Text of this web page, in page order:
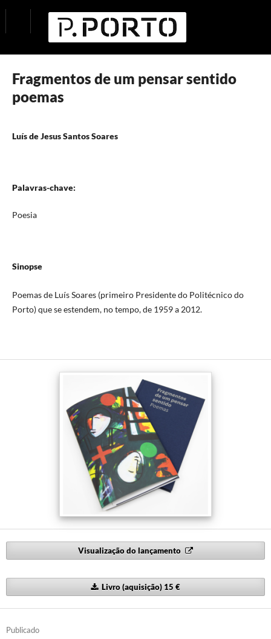
Fragmentos de um pensar sentido
poemas
Luís de Jesus Santos Soares
Palavras-chave:
Poesia
Sinopse
Poemas de Luís Soares (primeiro Presidente do Politécnico do
Porto) que se estendem, no tempo, de 1959 a 2012.
Visualização do lançamento
Livro (aquisição) 15 €
Publicado